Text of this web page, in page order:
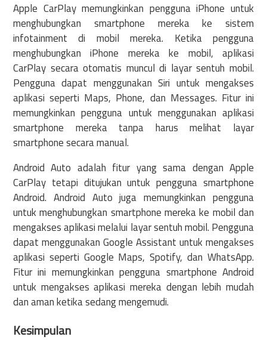
Apple CarPlay memungkinkan pengguna iPhone untuk
menghubungkan smartphone mereka ke sistem
infotainment di mobil mereka. Ketika pengguna
menghubungkan iPhone mereka ke mobil, aplikasi
CarPlay secara otomatis muncul di layar sentuh mobil.
Pengguna dapat menggunakan Siri untuk mengakses
aplikasi seperti Maps, Phone, dan Messages. Fitur ini
memungkinkan pengguna untuk menggunakan aplikasi
smartphone mereka tanpa harus melihat layar
smartphone secara manual.
Android Auto adalah fitur yang sama dengan Apple
CarPlay tetapi ditujukan untuk pengguna smartphone
Android. Android Auto juga memungkinkan pengguna
untuk menghubungkan smartphone mereka ke mobil dan
mengakses aplikasi melalui layar sentuh mobil. Pengguna
dapat menggunakan Google Assistant untuk mengakses
aplikasi seperti Google Maps, Spotify, dan WhatsApp.
Fitur ini memungkinkan pengguna smartphone Android
untuk mengakses aplikasi mereka dengan lebih mudah
dan aman ketika sedang mengemudi.
Kesimpulan